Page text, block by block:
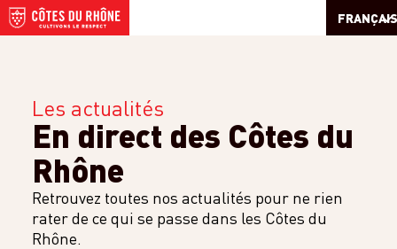
FRANÇAIS
Les actualités
En direct des Côtes du
Rhône
Retrouvez toutes nos actualités pour ne rien
rater de ce qui se passe dans les Côtes du
Rhône.